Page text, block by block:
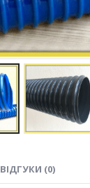
ВІДГУКИ (0)